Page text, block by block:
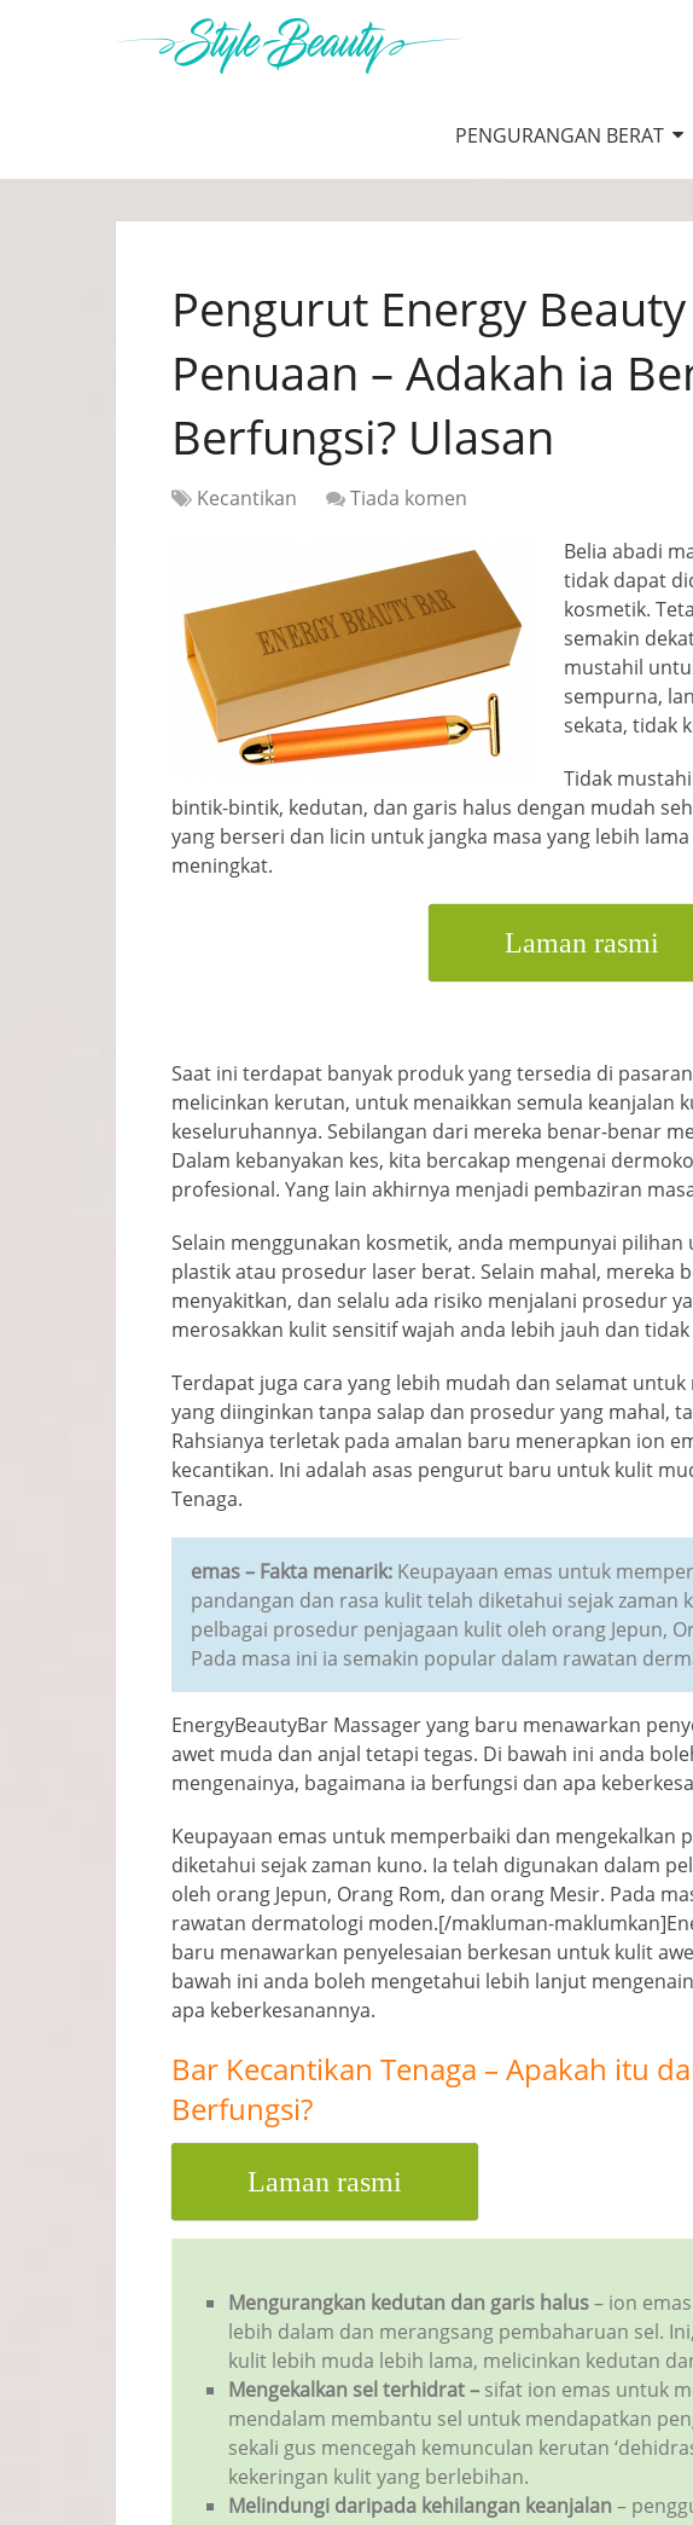
PENGURANGAN BERAT
Pengurut Energy
Penuaan – Adakah ia
Berfungsi? Ulasan
Kecantikan
Tiada komen
Belia abadi
tidak dapat
kosmetik.
semakin
mustahil
sempurna,
sekata, tidak
Tidak
bintik-bintik, kedutan, dan garis halus dengan mudah
yang berseri dan licin untuk jangka masa yang lebih
meningkat.
Laman rasmi
Saat ini terdapat banyak produk yang tersedia di
melicinkan kerutan, untuk menaikkan semula keanjalan
keseluruhannya. Sebilangan dari mereka benar-benar
Dalam kebanyakan kes, kita bercakap mengenai
profesional. Yang lain akhirnya menjadi pembaziran
Selain menggunakan kosmetik, anda mempunyai
plastik atau prosedur laser berat. Selain mahal, mereka
menyakitkan, dan selalu ada risiko menjalani prosedur
merosakkan kulit sensitif wajah anda lebih jauh dan
Terdapat juga cara yang lebih mudah dan selamat
yang diinginkan tanpa salap dan prosedur yang mahal,
Rahsianya terletak pada amalan baru menerapkan ion
kecantikan. Ini adalah asas pengurut baru untuk kulit
Tenaga.
emas– Fakta menarik: Keupayaan emas untuk
pandangan dan rasa kulit telah diketahui sejak zaman
pelbagai prosedur penjagaan kulit oleh orang Jepun,
Pada masa ini ia semakin popular dalam rawatan
EnergyBeautyBar Massager yang baru menawarkan
awet muda dan anjal tetapi tegas. Di bawah ini anda
mengenainya, bagaimana ia berfungsi dan apa
Keupayaan emas untuk memperbaiki dan mengekalkan
diketahui sejak zaman kuno. Ia telah digunakan dalam
oleh orang Jepun, Orang Rom, dan orang Mesir. Pada
rawatan dermatologi moden.[/makluman-
baru menawarkan penyelesaian berkesan untuk kulit
bawah ini anda boleh mengetahui lebih lanjut
apa keberkesanannya.
Bar Kecantikan Tenaga – Apakah itu
Berfungsi?
Laman rasmi
Mengurangkan kedutan dan garis halus– ion
lebih dalam dan merangsang pembaharuan sel.
kulit lebih muda lebih lama, melicinkan kedutan
Mengekalkan sel terhidrat– sifat ion emas untuk
mendalam membantu sel untuk mendapatkan
sekali gus mencegah kemunculan kerutan
kekeringan kulit yang berlebihan.
Melindungi daripada kehilangan keanjalan –